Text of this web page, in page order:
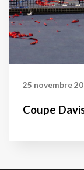
25 novembre
Coupe